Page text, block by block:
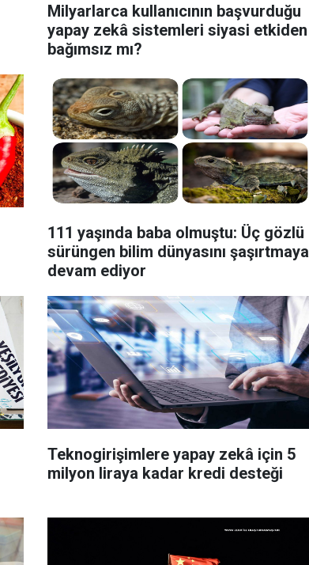
Milyarlarca kullanıcının başvurduğu
yapay zekâ sistemleri siyasi etkiden
bağımsız mı?
111 yaşında baba olmuştu: Üç gözlü
sürüngen bilim dünyasını şaşırtmaya
devam ediyor
Teknogirişimlere yapay zekâ için 5
milyon liraya kadar kredi desteği